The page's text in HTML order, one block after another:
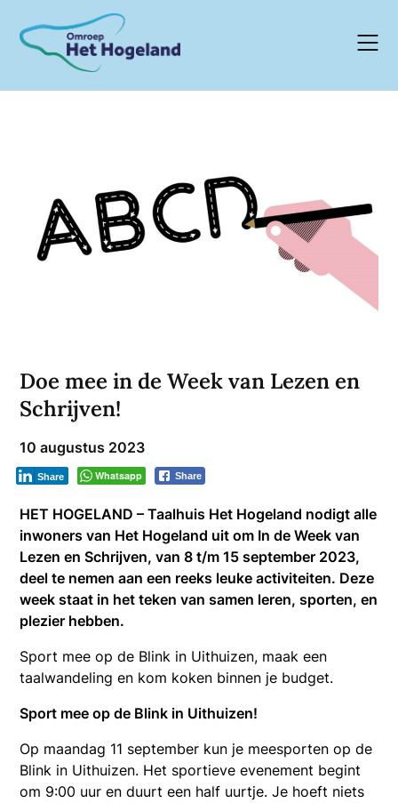
content
Doe mee in de Week van Lezen en
Schrijven!
10 augustus 2023
Whatsapp Share
Share
HET HOGELAND – Taalhuis Het Hogeland nodigt alle
inwoners van Het Hogeland uit om In de Week van
Lezen en Schrijven, van 8 t/m 15 september 2023,
deel te nemen aan een reeks leuke activiteiten. Deze
week staat in het teken van samen leren, sporten, en
plezier hebben.
Sport mee op de Blink in Uithuizen, maak een
taalwandeling en kom koken binnen je budget.
Sport mee op de Blink in Uithuizen!
Op maandag 11 september kun je meesporten op de
Blink in Uithuizen. Het sportieve evenement begint
om 9:00 uur en duurt een half uurtje. Je hoeft niets